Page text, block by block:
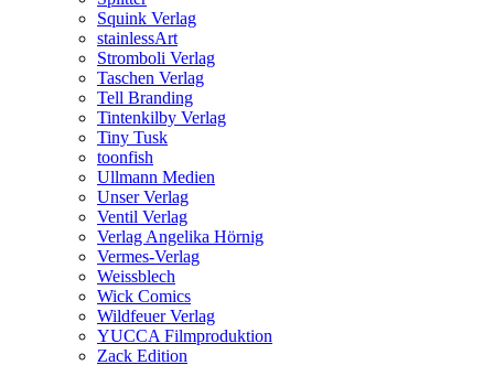
Squink Verlag
stainlessArt
Stromboli Verlag
Taschen Verlag
Tell Branding
Tintenkilby Verlag
Tiny Tusk
toonfish
Ullmann Medien
Unser Verlag
Ventil Verlag
Verlag Angelika Hörnig
Vermes-Verlag
Weissblech
Wick Comics
Wildfeuer Verlag
YUCCA Filmproduktion
Zack Edition